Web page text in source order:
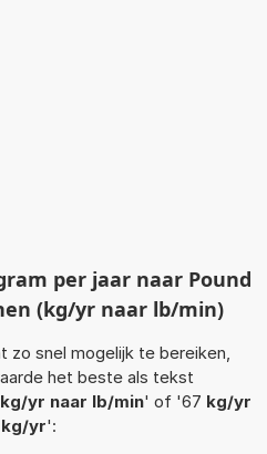
per jaar naar Pound
(kg/yr naar lb/min)
snel mogelijk te bereiken,
het beste als tekst
kg/yr naar lb/min' of '67 kg/yr
kg/yr':